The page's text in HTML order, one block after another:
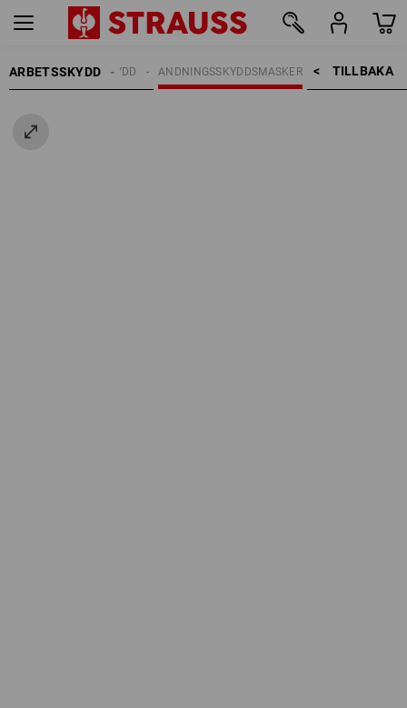
ARBETSSKYDD TILLBAKA    >
ANDNINGSSKYDDSMASKER
ANDNINGSSKYDD